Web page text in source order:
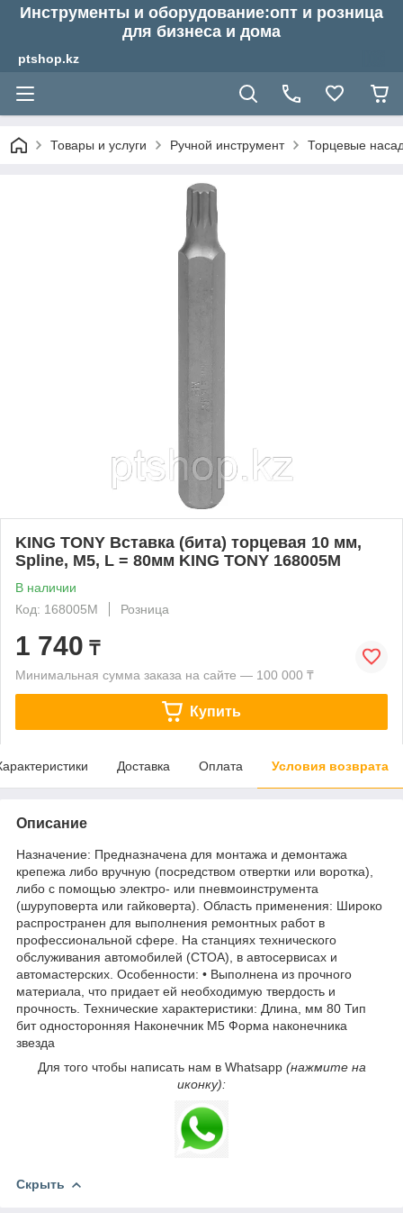
Инструменты и оборудование:опт и розница
для бизнеса и дома
ptshop.kz
Товары и услуги Ручной инструмент Торцевые
KING TONY Вставка (бита) торцевая 10 мм,
Spline, М5, L = 80мм KING TONY 168005M
В наличии
Код: 168005M
Розница
1 740 ₸
Минимальная сумма заказа на сайте — 100 000 ₸
Купить
Доставка Оплата Условия возврата
Описание
Назначение: Предназначена для монтажа и демонтажа
крепежа либо вручную (посредством отвертки или воротка),
либо с помощью электро- или пневмоинструмента
(шуруповерта или гайковерта). Область применения: Широко
распространен для выполнения ремонтных работ в
профессиональной сфере. На станциях технического
обслуживания автомобилей (СТОА), в автосервисах и
автомастерских. Особенности: • Выполнена из прочного
материала, что придает ей необходимую твердость и
прочность. Технические характеристики: Длина, мм 80 Тип
бит односторонняя Наконечник М5 Форма наконечника
звезда
Для того чтобы написать нам в Whatsapp (нажмите на
иконку):
Скрыть